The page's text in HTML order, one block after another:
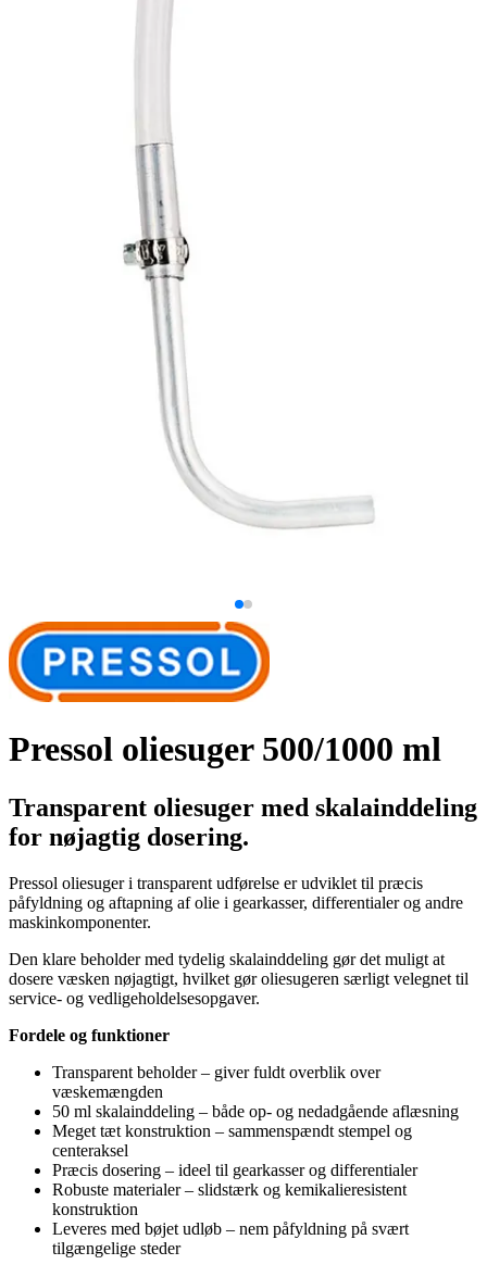
Pressol oliesuger 500/1000 ml
Transparent oliesuger med skalainddeling
for nøjagtig dosering.
Pressol oliesuger i transparent udførelse er udviklet til præcis
påfyldning og aftapning af olie i gearkasser, differentialer og andre
maskinkomponenter.
Den klare beholder med tydelig skalainddeling gør det muligt at
dosere væsken nøjagtigt, hvilket gør oliesugeren særligt velegnet til
service- og vedligeholdelsesopgaver.
Fordele og funktioner
Transparent beholder – giver fuldt overblik over
væskemængden
50 ml skalainddeling – både op- og nedadgående aflæsning
Meget tæt konstruktion – sammenspændt stempel og
centeraksel
Præcis dosering – ideel til gearkasser og differentialer
Robuste materialer – slidstærk og kemikalieresistent
konstruktion
Leveres med bøjet udløb – nem påfyldning på svært
tilgængelige steder